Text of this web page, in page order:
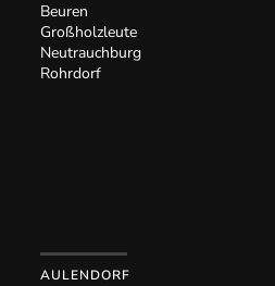
Beuren
Großholzleute
Neutrauchburg
Rohrdorf
AULENDORF